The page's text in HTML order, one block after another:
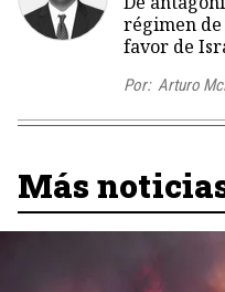
régimen
favor de
Por: Arturo
Más